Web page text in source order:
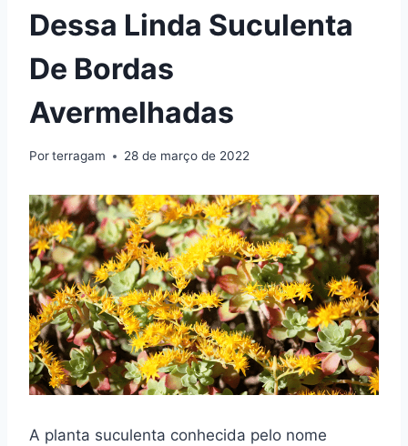
Dessa Linda Suculenta
De Bordas
Avermelhadas
Porterragam 28 de março de 2022
A planta suculenta conhecida pelo nome